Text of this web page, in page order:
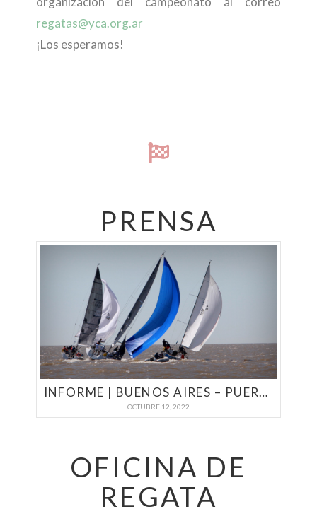
regatas@yca.org.ar
¡Los esperamos!
PRENSA
INFORME | BUENOS AIRES – PUERTO DEL BUCEO 2022
OCTUBRE 12, 2022
OFICINA DE
REGATA